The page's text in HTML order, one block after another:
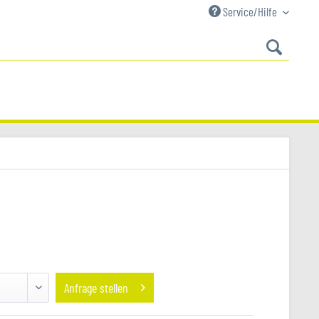
Service/Hilfe
Anfrage stellen